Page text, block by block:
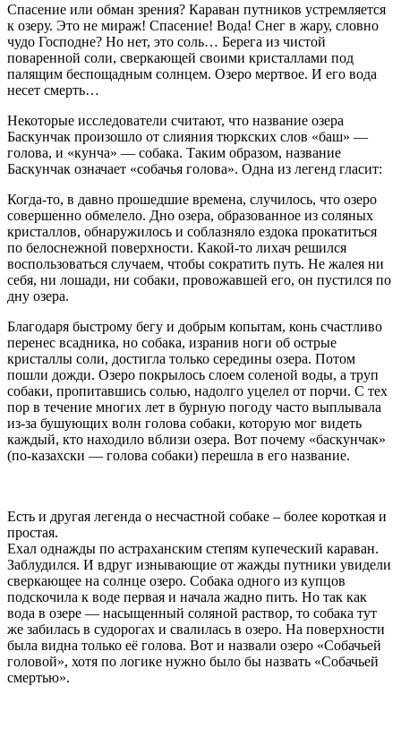
Спасение или обман зрения? Караван путников устремляется
к озеру. Это не мираж! Спасение! Вода! Снег в жару, словно
чудо Господне? Но нет, это соль… Берега из чистой
поваренной соли, сверкающей своими кристаллами под
палящим беспощадным солнцем. Озеро мертвое. И его вода
несет смерть…
Некоторые исследователи считают, что название озера
Баскунчак произошло от слияния тюркских слов «баш» —
голова, и «кунча» — собака. Таким образом, название
Баскунчак означает «собачья голова». Одна из легенд гласит:
Когда-то, в давно прошедшие времена, случилось, что озеро
совершенно обмелело. Дно озера, образованное из соляных
кристаллов, обнаружилось и соблазняло ездока прокатиться
по белоснежной поверхности. Какой-то лихач решился
воспользоваться случаем, чтобы сократить путь. Не жалея ни
себя, ни лошади, ни собаки, провожавшей его, он пустился по
дну озера.
Благодаря быстрому бегу и добрым копытам, конь счастливо
перенес всадника, но собака, изранив ноги об острые
кристаллы соли, достигла только середины озера. Потом
пошли дожди. Озеро покрылось слоем соленой воды, а труп
собаки, пропитавшись солью, надолго уцелел от порчи. С тех
пор в течение многих лет в бурную погоду часто выплывала
из-за бушующих волн голова собаки, которую мог видеть
каждый, кто находило вблизи озера. Вот почему «баскунчак»
(по-казахски — голова собаки) перешла в его название.
Есть и другая легенда о несчастной собаке – более короткая и
простая.
Ехал однажды по астраханским степям купеческий караван.
Заблудился. И вдруг изнывающие от жажды путники увидели
сверкающее на солнце озеро. Собака одного из купцов
подскочила к воде первая и начала жадно пить. Но так как
вода в озере — насыщенный соляной раствор, то собака тут
же забилась в судорогах и свалилась в озеро. На поверхности
была видна только её голова. Вот и назвали озеро «Собачьей
головой», хотя по логике нужно было бы назвать «Собачьей
смертью».